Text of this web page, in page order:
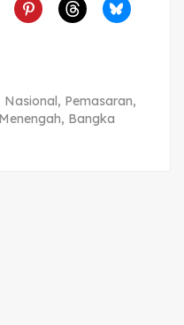
Nasional, Pemasaran,
Menengah, Bangka